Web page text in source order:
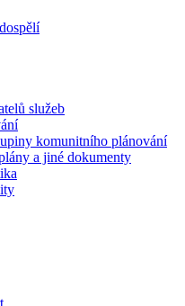
služeb
komunitního plánování
a jiné dokumenty